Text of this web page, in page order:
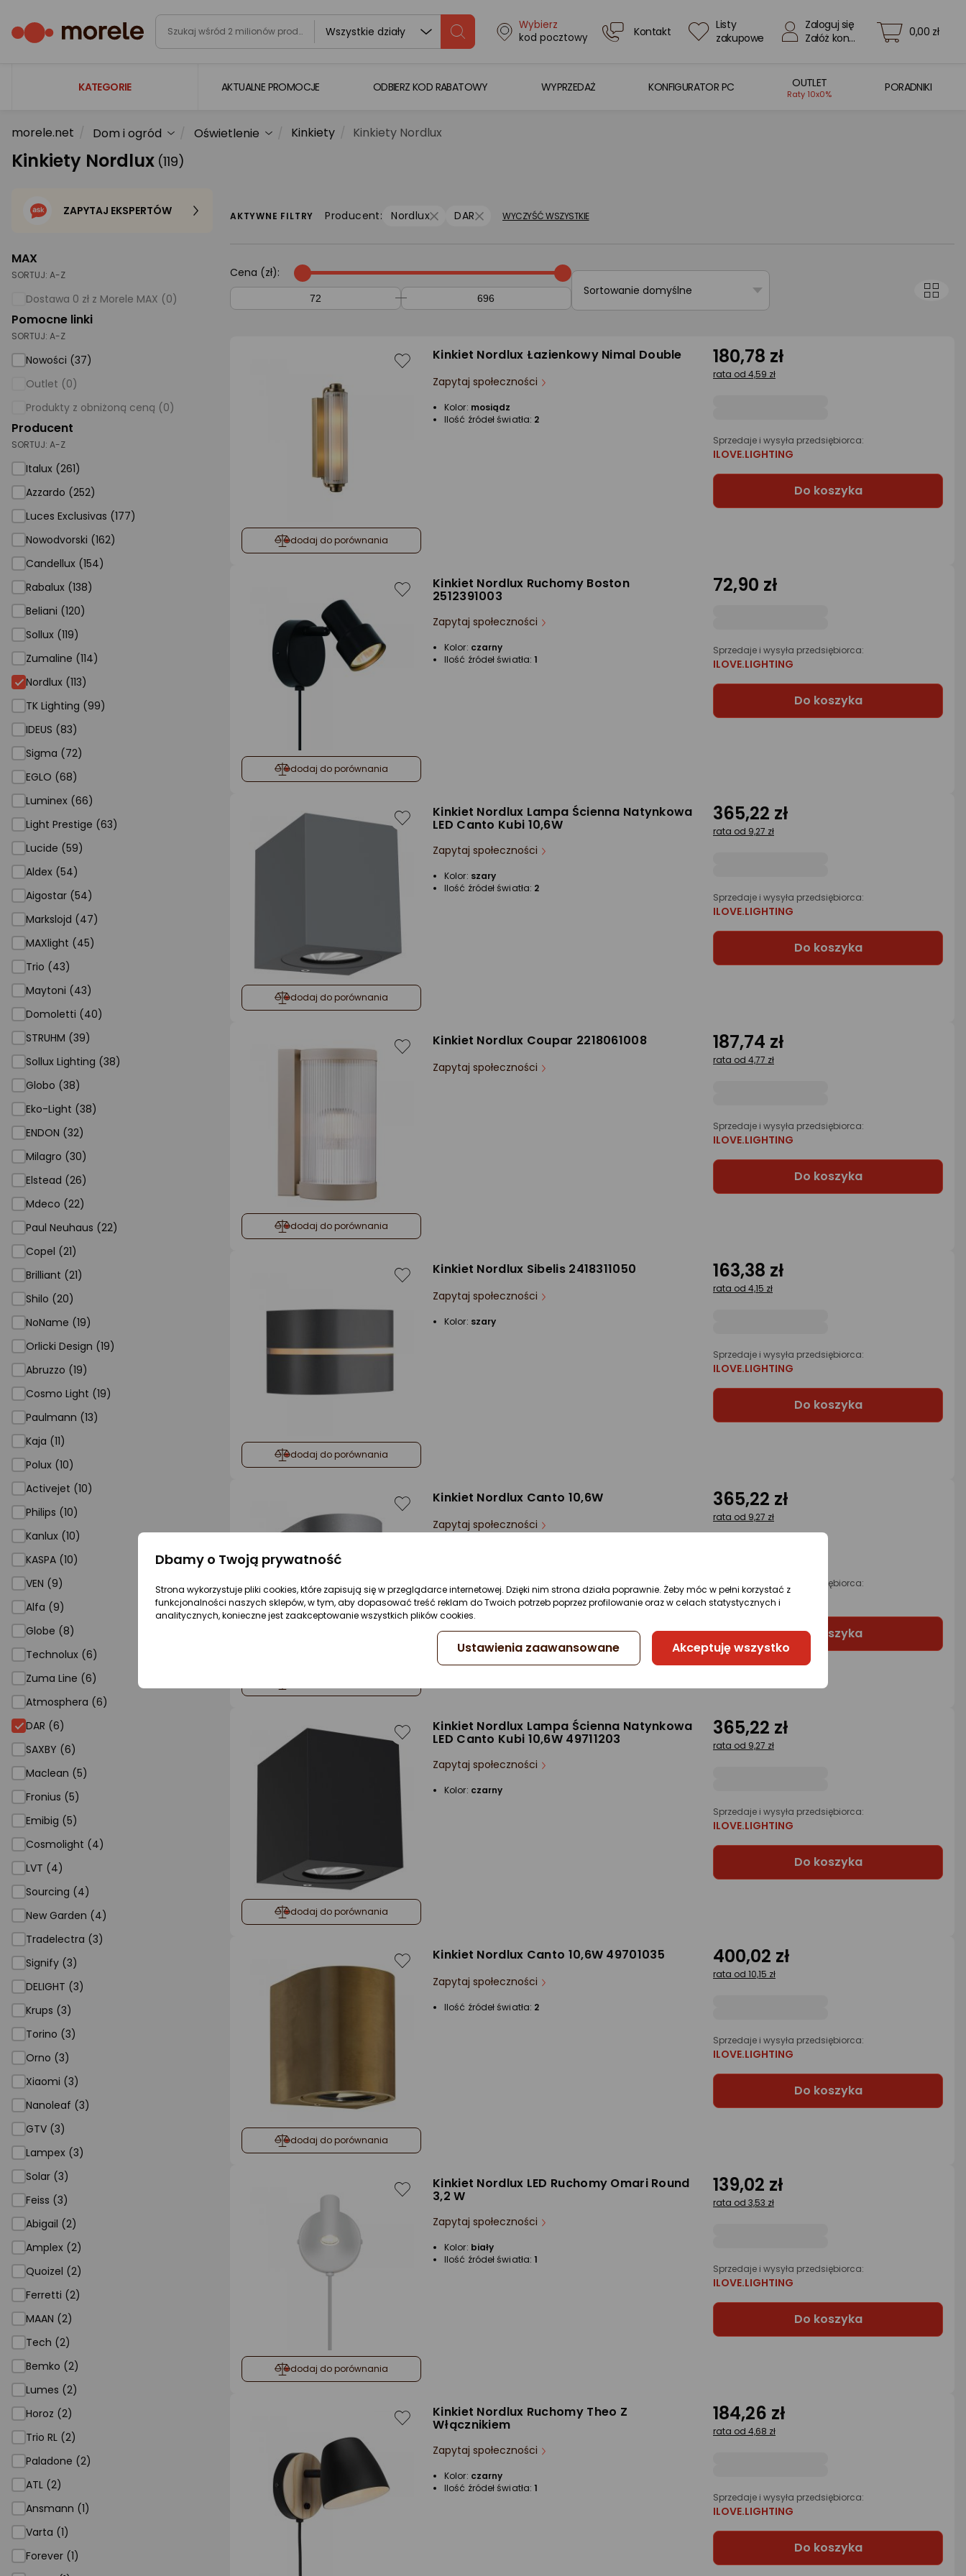
Wszystkie działy
Wybierz
kod pocztowy
Kontakt
Listy
zakupowe
Zaloguj się
Załóż konto
0,00 zł
KATEGORIE
Laptopy
Komputery
Gaming
Foto i kamery
AGD duże
Biuro i firma
Sport i turystyka
Strefa marek
AKTUALNE PROMOCJE ODBIERZ KOD RABATOWY WYPRZEDAŻ KONFIGURATOR PC OUTLET
Raty 10x0%
PORADNIKI
morele.net Dom i ogród Oświetlenie Kinkiety Kinkiety Nordlux
Kinkiety Nordlux (119)
MAX
SORTUJ: A-Z
Dostawa 0 zł z Morele MAX (0)
Pomocne linki
SORTUJ: A-Z
Nowości (37)
Outlet (0)
Produkty z obniżoną ceną (0)
Producent
SORTUJ: A-Z
Italux (261)
Azzardo (252)
Luces Exclusivas (177)
Nowodvorski (162)
Candellux (154)
Rabalux (138)
Beliani (120)
Sollux (119)
Zumaline (114)
Nordlux (113)
TK Lighting (99)
IDEUS (83)
Sigma (72)
EGLO (68)
Luminex (66)
Light Prestige (63)
Lucide (59)
Aldex (54)
Aigostar (54)
Markslojd (47)
MAXlight (45)
Trio (43)
Maytoni (43)
Domoletti (40)
STRUHM (39)
Sollux Lighting (38)
Globo (38)
Eko-Light (38)
ENDON (32)
Milagro (30)
Elstead (26)
Mdeco (22)
Paul Neuhaus (22)
Copel (21)
Brilliant (21)
Shilo (20)
NoName (19)
Orlicki Design (19)
Abruzzo (19)
Cosmo Light (19)
Paulmann (13)
Kaja (11)
Polux (10)
Activejet (10)
Philips (10)
Kanlux (10)
KASPA (10)
VEN (9)
Alfa (9)
Globe (8)
Technolux (6)
Zuma Line (6)
Atmosphera (6)
DARDAR (6)
SAXBY (6)
Maclean (5)
Fronius (5)
Emibig (5)
Cosmolight (4)
LVT (4)
Sourcing (4)
New Garden (4)
Tradelectra (3)
Signify (3)
DELIGHT (3)
Krups (3)
Torino (3)
Orno (3)
Xiaomi (3)
Nanoleaf (3)
GTV (3)
Lampex (3)
Solar (3)
Feiss (3)
Abigail (2)
Amplex (2)
Quoizel (2)
Ferretti (2)
MAAN (2)
Tech (2)
Bemko (2)
Lumes (2)
Horoz (2)
Trio RL (2)
Paladone (2)
ATL (2)
Ansmann (1)
Varta (1)
Forever (1)
ZAPYTAJ EKSPERTÓW AKTYWNE FILTRY Producent: Nordlux DAR WYCZYŚĆ WSZYSTKIE
Cena (zł):
Sortowanie domyślne
dodaj do porównania
Kinkiet Nordlux Łazienkowy Nimal Double
Zapytaj społeczności
Kolor: mosiądz
Ilość źródeł światła: 2
180,78 zł
rata od 4,59 zł
Sprzedaje i wysyła przedsiębiorca:
ILOVE.LIGHTING
Do koszyka
dodaj do porównania
Kinkiet Nordlux Ruchomy Boston
2512391003
Zapytaj społeczności
Kolor: czarny
Ilość źródeł światła: 1
72,90 zł
Sprzedaje i wysyła przedsiębiorca:
ILOVE.LIGHTING
Do koszyka
dodaj do porównania
Kinkiet Nordlux Lampa Ścienna Natynkowa
LED Canto Kubi 10,6W
Zapytaj społeczności
Kolor: szary
Ilość źródeł światła: 2
365,22 zł
rata od 9,27 zł
Sprzedaje i wysyła przedsiębiorca:
ILOVE.LIGHTING
Do koszyka
dodaj do porównania
Kinkiet Nordlux Coupar 2218061008
Zapytaj społeczności
187,74 zł
rata od 4,77 zł
Sprzedaje i wysyła przedsiębiorca:
ILOVE.LIGHTING
Do koszyka
dodaj do porównania
Kinkiet Nordlux Sibelis 2418311050
Zapytaj społeczności
Kolor: szary
163,38 zł
rata od 4,15 zł
Sprzedaje i wysyła przedsiębiorca:
ILOVE.LIGHTING
Do koszyka
Kinkiet Nordlux Canto 10,6W
Zapytaj społeczności
365,22 zł
rata od 9,27 zł
Sprzedaje i wysyła przedsiębiorca:
ILOVE.LIGHTING
Do koszyka
dodaj do porównania
Kinkiet Nordlux Lampa Ścienna Natynkowa
LED Canto Kubi 10,6W 49711203
Zapytaj społeczności
Kolor: czarny
365,22 zł
rata od 9,27 zł
Sprzedaje i wysyła przedsiębiorca:
ILOVE.LIGHTING
Do koszyka
dodaj do porównania
Kinkiet Nordlux Canto 10,6W 49701035
Zapytaj społeczności
Ilość źródeł światła: 2
400,02 zł
rata od 10,15 zł
Sprzedaje i wysyła przedsiębiorca:
ILOVE.LIGHTING
Do koszyka
dodaj do porównania
Kinkiet Nordlux LED Ruchomy Omari Round
3,2 W
Zapytaj społeczności
Kolor: biały
Ilość źródeł światła: 1
139,02 zł
rata od 3,53 zł
Sprzedaje i wysyła przedsiębiorca:
ILOVE.LIGHTING
Do koszyka
Kinkiet Nordlux Ruchomy Theo Z
Włącznikiem
Zapytaj społeczności
Kolor: czarny
Ilość źródeł światła: 1
184,26 zł
rata od 4,68 zł
Sprzedaje i wysyła przedsiębiorca:
ILOVE.LIGHTING
Do koszyka
Dbamy o Twoją prywatność
Strona wykorzystuje pliki cookies, które zapisują się w przeglądarce internetowej. Dzięki nim strona działa poprawnie. Żeby móc w pełni korzystać z
funkcjonalności naszych sklepów, w tym, aby dopasować treść reklam do Twoich potrzeb poprzez profilowanie oraz w celach statystycznych i
analitycznych, konieczne jest zaakceptowanie wszystkich plików cookies.
Ustawienia zaawansowane Akceptuję wszystko